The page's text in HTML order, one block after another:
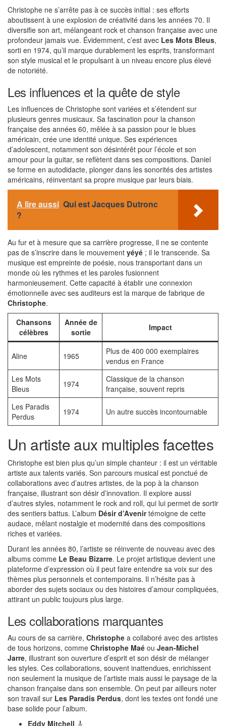
Christophe ne s’arrête pas à ce succès initial : ses efforts
aboutissent à une explosion de créativité dans les années 70. Il
diversifie son art, mélangeant rock et chanson française avec une
profondeur jamais vue. Évidemment, c’est avec Les Mots Bleus,
sorti en 1974, qu’il marque durablement les esprits, transformant
son style musical et le propulsant à un niveau encore plus élevé
de notoriété.
Les influences et la quête de style
Les influences de Christophe sont variées et s’étendent sur
plusieurs genres musicaux. Sa fascination pour la chanson
française des années 60, mêlée à sa passion pour le blues
américain, crée une identité unique. Ses expériences
d’adolescent, notamment son désintérêt pour l’école et son
amour pour la guitar, se reflètent dans ses compositions. Daniel
se forme en autodidacte, plonger dans les sonorités des artistes
américains, réinventant sa propre musique par leurs biais.
A lire aussi Qui est Jacques Dutronc
?
Au fur et à mesure que sa carrière progresse, il ne se contente
pas de s’inscrire dans le mouvement yéyé ; il le transcende. Sa
musique est empreinte de poésie, nous transportant dans un
monde où les rythmes et les paroles fusionnent
harmonieusement. Cette capacité à établir une connexion
émotionnelle avec ses auditeurs est la marque de fabrique de
Christophe.
Chansons
célèbres
Année de
sortie
Impact
Aline 1965
Plus de 400 000 exemplaires
vendus en France
Les Mots
Bleus
1974
Classique de la chanson
française, souvent repris
Les Paradis
Perdus
1974 Un autre succès incontournable
Un artiste aux multiples facettes
Christophe est bien plus qu’un simple chanteur : il est un véritable
artiste aux talents variés. Son parcours musical est ponctué de
collaborations avec d’autres artistes, de la pop à la chanson
française, illustrant son désir d’innovation. Il explore aussi
d’autres styles, notamment le rock and roll, qui lui permet de sortir
des sentiers battus. L’album Désir d’Avenirtémoigne de cette
audace, mêlant nostalgie et modernité dans des compositions
riches et variées.
Durant les années 80, l’artiste se réinvente de nouveau avec des
albums comme Le Beau Bizarre. Le projet artistique devient une
plateforme d’expression où il peut faire entendre sa voix sur des
thèmes plus personnels et contemporains. Il n’hésite pas à
aborder des sujets sociaux ou des histoires d’amour compliquées,
attirant un public toujours plus large.
Les collaborations marquantes
Au cours de sa carrière, Christophe a collaboré avec des artistes
de tous horizons, comme Christophe Maé ou Jean-Michel
Jarre, illustrant son ouverture d’esprit et son désir de mélanger
les styles. Ces collaborations, souvent inattendues, enrichissent
non seulement la musique de l’artiste mais aussi le paysage de la
chanson française dans son ensemble. On peut par ailleurs noter
son travail sur Les Paradis Perdus, dont les textes ont fondé une
base solide pour l’album.
Eddy Mitchell 🎸